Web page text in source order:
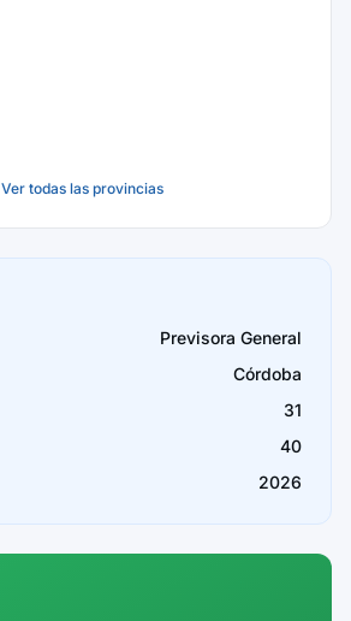
Ver todas las provincias
Previsora General
Córdoba
31
40
2026